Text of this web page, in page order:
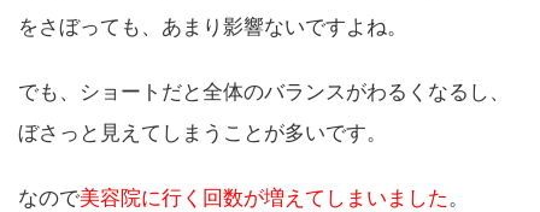
をさぼっても、あまり影響ないですよね。
でも、ショートだと全体のバランスがわるくなるし、
ぼさっと見えてしまうことが多いです。
なので美容院に行く回数が増えてしまいました。